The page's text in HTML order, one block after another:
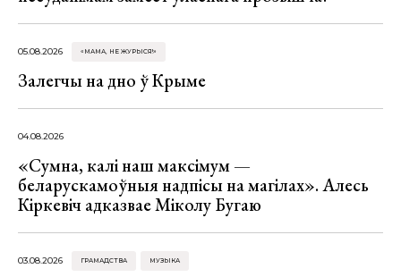
05.08.2026 «МАМА, НЕ ЖУРЫСЯ!»
Залегчы на дно ў Крыме
04.08.2026
«Сумна, калі наш максімум —
беларускамоўныя надпісы на магілах». Алесь
Кіркевіч адказвае Міколу Бугаю
03.08.2026 ГРАМАДСТВА МУЗЫКА